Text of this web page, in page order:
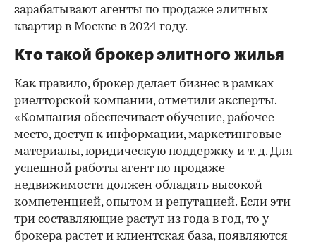
зарабатывают агенты по продаже элитных
квартир в Москве в 2024 году.
Кто такой брокер элитного жилья
Как правило, брокер делает бизнес в рамках
риелторской компании, отметили эксперты.
«Компания обеспечивает обучение, рабочее
место, доступ к информации, маркетинговые
материалы, юридическую поддержку и т. д. Для
успешной работы агент по продаже
недвижимости должен обладать высокой
компетенцией, опытом и репутацией. Если эти
три составляющие растут из года в год, то у
брокера растет и клиентская база, появляются